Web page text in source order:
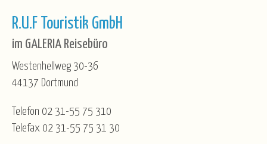
R.U.F Touristik GmbH
im GALERIA Reisebüro
Westenhellweg 30-36
44137 Dortmund
Telefon 02 31-55 75 310
Telefax 02 31-55 75 31 30